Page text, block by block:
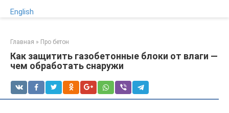
English
Главная » Про бетон
Как защитить газобетонные блоки от влаги —
чем обработать снаружи